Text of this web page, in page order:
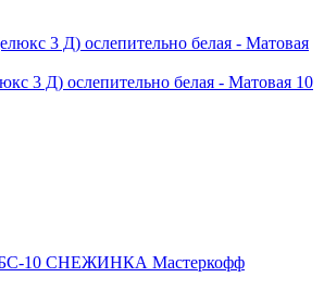
3 Д) ослепительно белая - Матовая 10